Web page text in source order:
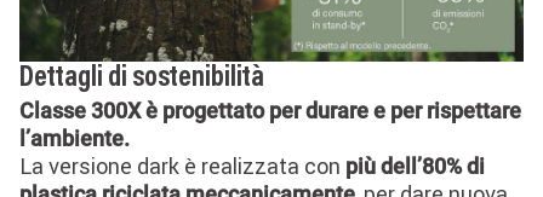
Dettagli di sostenibilità
Classe 300X è progettato per durare e per rispettare
l’ambiente.
La versione dark è realizzata con più dell’80% di